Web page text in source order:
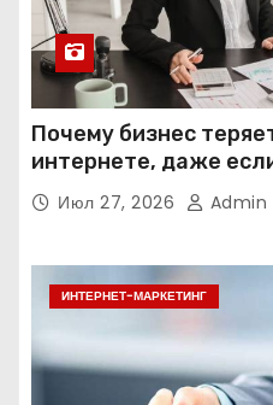
Почему бизнес
интернете, даже
Июл 27, 2026 Admin
ИНТЕРНЕТ-МАРКЕТИНГ